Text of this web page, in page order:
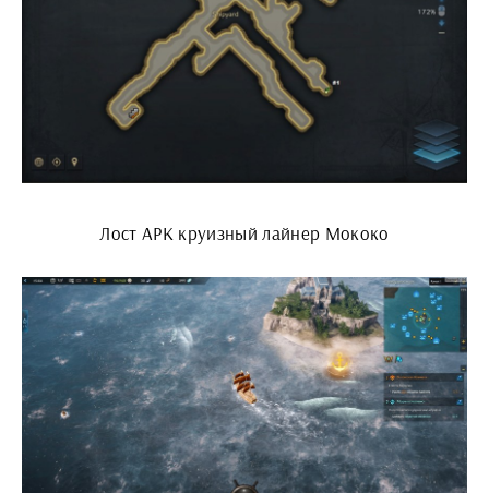
Лост АРК круизный лайнер Мококо